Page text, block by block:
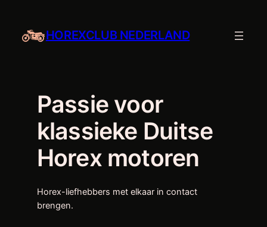
HOREXCLUB NEDERLAND
Passie voor
klassieke Duitse
Horex motoren
Horex-liefhebbers met elkaar in contact
brengen.